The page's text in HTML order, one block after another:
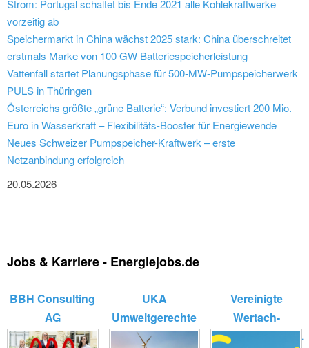
Strom: Portugal schaltet bis Ende 2021 alle Kohlekraftwerke
vorzeitig ab
Speichermarkt in China wächst 2025 stark: China überschreitet
erstmals Marke von 100 GW Batteriespeicherleistung
Vattenfall startet Planungsphase für 500-MW-Pumpspeicherwerk
PULS in Thüringen
Österreichs größte „grüne Batterie“: Verbund investiert 200 Mio.
Euro in Wasserkraft – Flexibilitäts-Booster für Energiewende
Neues Schweizer Pumpspeicher-Kraftwerk – erste
Netzanbindung erfolgreich
20.05.2026
Jobs & Karriere - Energiejobs.de
BBH Consulting
AG
UKA
Umweltgerechte
Kraftanlagen
Vereinigte
Wertach-
Elektrizitätswerk...